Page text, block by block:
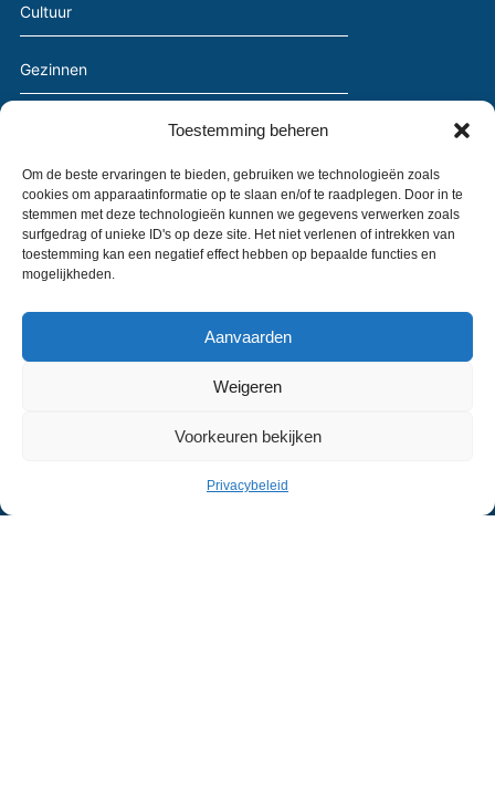
Toestemming beheren
Om de beste ervaringen te bieden, gebruiken we technologieën zoals
cookies om apparaatinformatie op te slaan en/of te raadplegen. Door in te
stemmen met deze technologieën kunnen we gegevens verwerken zoals
surfgedrag of unieke ID's op deze site. Het niet verlenen of intrekken van
toestemming kan een negatief effect hebben op bepaalde functies en
mogelijkheden.
Aanvaarden
Weigeren
Voorkeuren bekijken
Privacybeleid
Cultuur
Gezinnen
Handel
Samenleving
Leefomgeving